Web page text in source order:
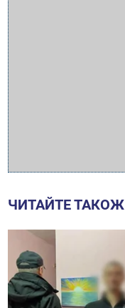
ЧИТАЙТЕ ТАКОЖ